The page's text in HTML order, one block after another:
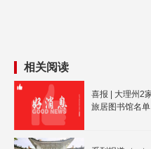
相关阅读
喜报 | 大理州2
旅居图书馆名单